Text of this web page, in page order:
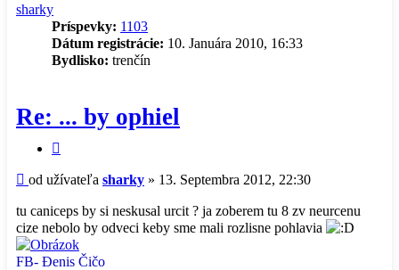
sharky
Príspevky: 1103
Dátum registrácie: 10. Januára 2010, 16:33
Bydlisko: trenčín
Re: ... by ophiel
Príspevok
od užívateľa sharky » 13. Septembra 2012, 22:30
tu caniceps by si neskusal urcit ? ja zoberem tu 8 zv neurcenu
cize nebolo by odveci keby sme mali rozlisne pohlavia
FB- Đenis Čičo